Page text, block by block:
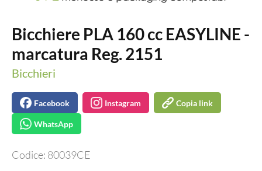
Bicchiere PLA 160 cc EASYLINE -
marcatura Reg. 2151
Bicchieri
Facebook Instagram Copia link
WhatsApp
Codice: 80039CE